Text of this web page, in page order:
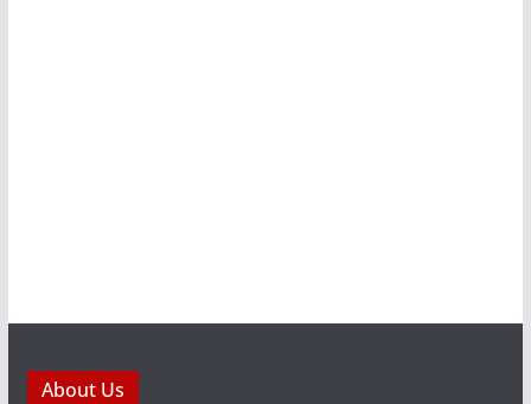
About Us